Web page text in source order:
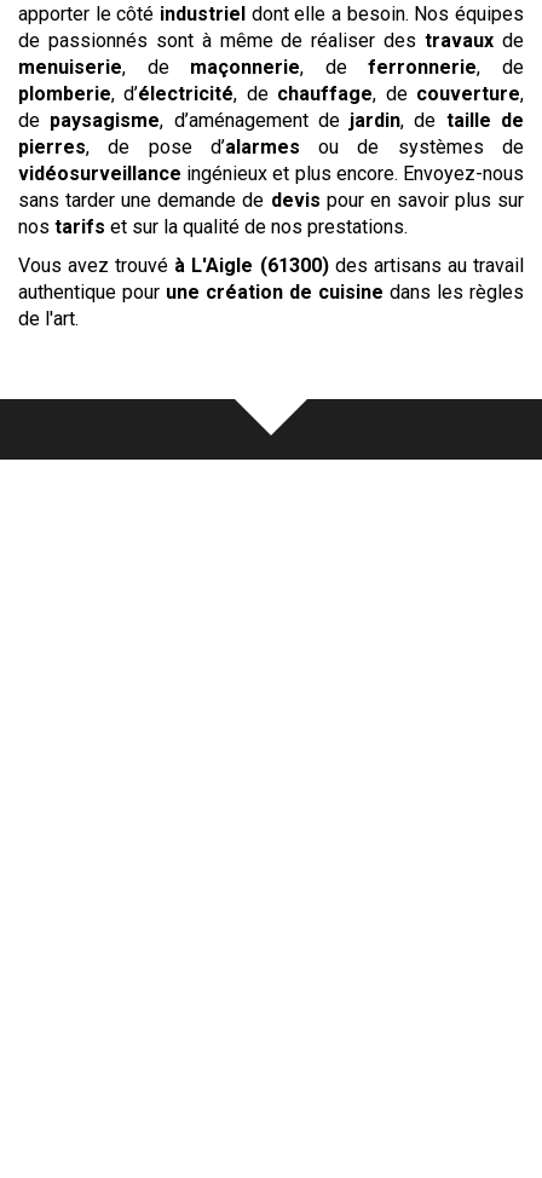
apporter le côté industriel dont elle a besoin. Nos équipes
de passionnés sont à même de réaliser destravaux de
menuiserie, de maçonnerie, deferronnerie, de
plomberie, d’électricité, de chauffage, de couverture,
de paysagisme, d’aménagement de jardin, de taille de
pierres, de pose d’alarmes ou de systèmes de
vidéosurveillance ingénieux et plus encore. Envoyez-nous
sans tarder une demande de devis pour en savoir plus sur
nos tarifs et sur la qualité de nos prestations.
Vous avez trouvé à L'Aigle (61300) des artisans au travail
authentique pour une création de cuisine dans les règles
de l'art.